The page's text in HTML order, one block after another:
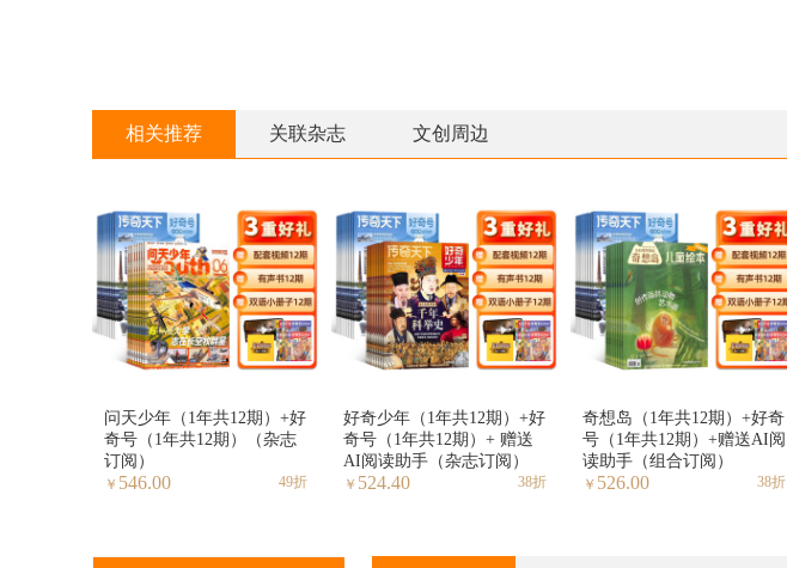
相关推荐 关联杂志 文创周边
问天少年（1年共12期）+好
奇号（1年共12期）（杂志
订阅）
￥ 546.00 49折
好奇少年（1年共12期）+好
奇号（1年共12期）+ 赠送
AI阅读助手（杂志订阅）
￥ 524.40 38折
奇想岛（1年共12期）+好奇
号（1年共12期）+赠送AI阅
读助手（组合订阅）
￥ 526.00 38折